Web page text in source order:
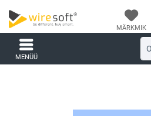
MÄRKMIK
MENÜÜ